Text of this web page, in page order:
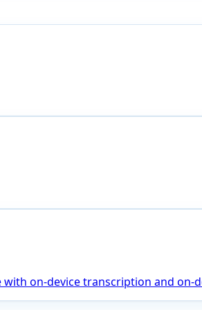
on-device transcription and on-